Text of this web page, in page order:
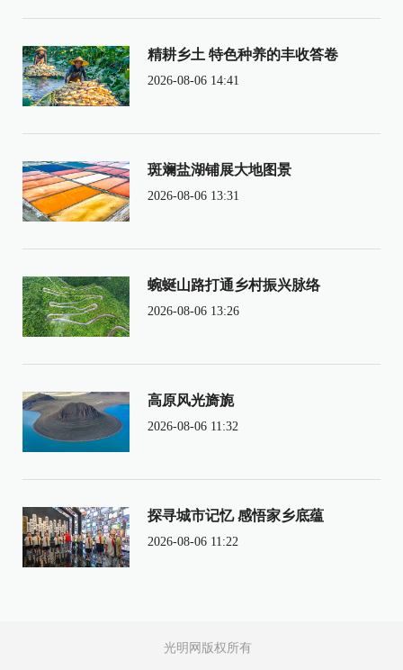
精耕乡土 特色种养的丰收答卷
2026-08-06 14:41
斑斓盐湖铺展大地图景
2026-08-06 13:31
蜿蜒山路打通乡村振兴脉络
2026-08-06 13:26
高原风光旖旎
2026-08-06 11:32
探寻城市记忆 感悟家乡底蕴
2026-08-06 11:22
光明网版权所有